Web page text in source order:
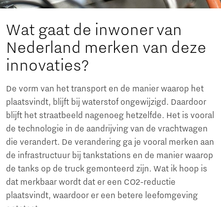
Wat gaat de inwoner van
Nederland merken van deze
innovaties?
De vorm van het transport en de manier waarop het
plaatsvindt, blijft bij waterstof ongewijzigd. Daardoor
blijft het straatbeeld nagenoeg hetzelfde. Het is vooral
de technologie in de aandrijving van de vrachtwagen
die verandert. De verandering ga je vooral merken aan
de infrastructuur bij tankstations en de manier waarop
de tanks op de truck gemonteerd zijn. Wat ik hoop is
dat merkbaar wordt dat er een CO2-reductie
plaatsvindt, waardoor er een betere leefomgeving